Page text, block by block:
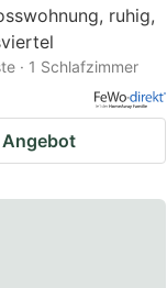
ruhig,
· 1 Schlafzimmer
Angebot